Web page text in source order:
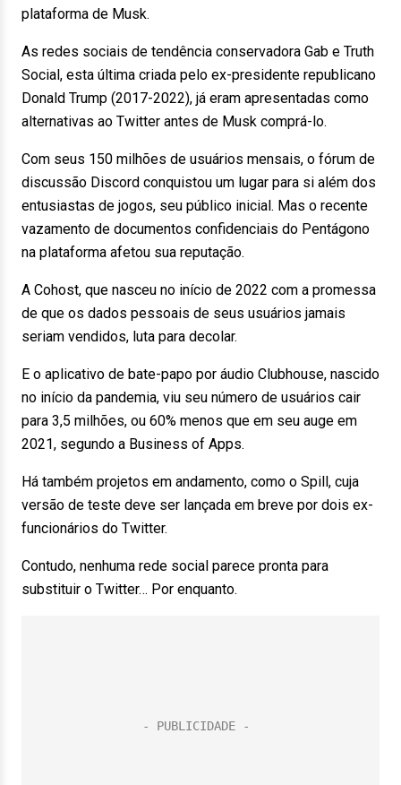
plataforma de Musk.
As redes sociais de tendência conservadora Gab e Truth
Social, esta última criada pelo ex-presidente republicano
Donald Trump (2017-2022), já eram apresentadas como
alternativas ao Twitter antes de Musk comprá-lo.
Com seus 150 milhões de usuários mensais, o fórum de
discussão Discord conquistou um lugar para si além dos
entusiastas de jogos, seu público inicial. Mas o recente
vazamento de documentos confidenciais do Pentágono
na plataforma afetou sua reputação.
A Cohost, que nasceu no início de 2022 com a promessa
de que os dados pessoais de seus usuários jamais
seriam vendidos, luta para decolar.
E o aplicativo de bate-papo por áudio Clubhouse, nascido
no início da pandemia, viu seu número de usuários cair
para 3,5 milhões, ou 60% menos que em seu auge em
2021, segundo a Business of Apps.
Há também projetos em andamento, como o Spill, cuja
versão de teste deve ser lançada em breve por dois ex-
funcionários do Twitter.
Contudo, nenhuma rede social parece pronta para
substituir o Twitter… Por enquanto.